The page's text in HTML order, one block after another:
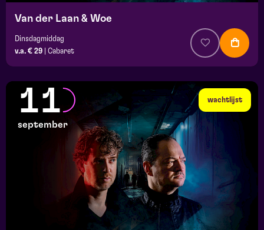
Van der Laan & Woe
Dinsdagmiddag
v.a. € 29
Cabaret
wachtlijst
11
september